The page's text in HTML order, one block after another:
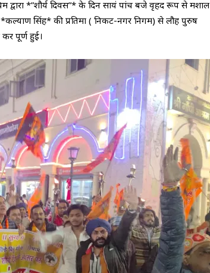
द्वारा *”शौर्य दिवस”* के दिन सायं पांच बजे वृहद रूप से मशाल
*कल्याण सिंह* की प्रतिमा ( निकट-नगर निगम) से लौह पुरुष
पूर्ण हुई।